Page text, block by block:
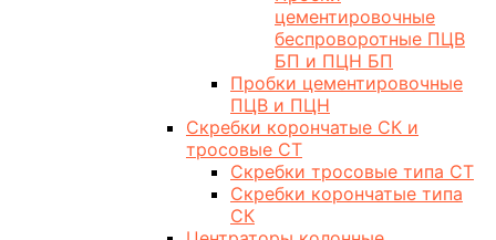
цементировочные
беспроворотные ПЦВ
БП и ПЦН БП
Пробки цементировочные
ПЦВ и ПЦН
Скребки корончатые СК и
тросовые СТ
Скребки тросовые типа СТ
Скребки корончатые типа
СК